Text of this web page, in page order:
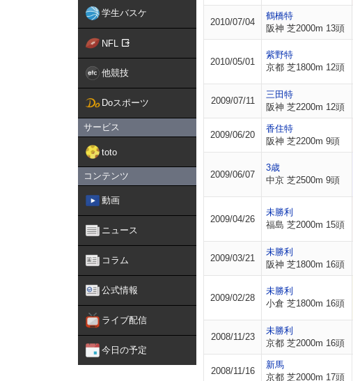
学生バスケ
NFL
他競技
Doスポーツ
サービス
toto
コンテンツ
動画
ニュース
コラム
公式情報
ライブ配信
今日の予定
2010/07/04
鶴橋特
阪神 芝2000m 13頭
2010/05/01
紫野特
京都 芝1800m 12頭
2009/07/11
三田特
阪神 芝2200m 12頭
2009/06/20
香住特
阪神 芝2200m 9頭
2009/06/07
3歳
中京 芝2500m 9頭
2009/04/26
未勝利
福島 芝2000m 15頭
2009/03/21
未勝利
阪神 芝1800m 16頭
2009/02/28
未勝利
小倉 芝1800m 16頭
2008/11/23
未勝利
京都 芝2000m 16頭
2008/11/16
新馬
京都 芝2000m 17頭